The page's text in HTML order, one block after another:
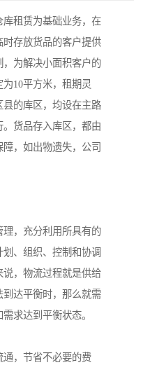
租赁为基础业务，在
存放货品的客户提供
为解决小面积客户的
10平方米，租期灵
的库区，均设在主路
货品存入库区，都由
，如出物遗失，公司
，充分利用所具有的
、组织、控制和协调
，物流过程就是供给
达平衡时，那么就需
求达到平衡状态。
，节省不必要的费